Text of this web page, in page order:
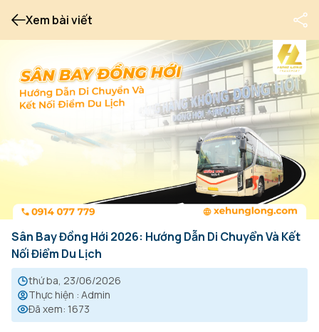
Xem bài viết
Sân Bay Đồng Hới 2026: Hướng Dẫn Di Chuyển Và Kết
Nối Điểm Du Lịch
thứ ba, 23/06/2026
Thực hiện : Admin
Đã xem: 1673